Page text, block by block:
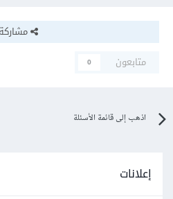
مشاركة
متابعون
0
اذهب إلى قائمة الأسئلة
إعلانات